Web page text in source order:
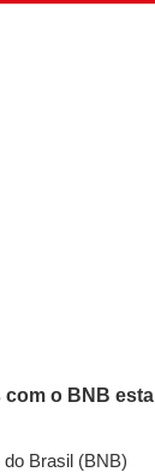
o BNB esta
Brasil (BNB)